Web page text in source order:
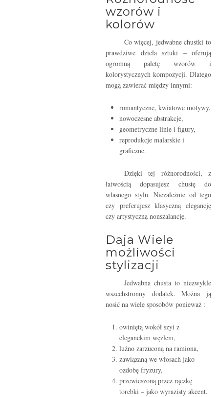
wzorów i
kolorów
Co więcej, jedwabne chustki to
prawdziwe dzieła sztuki – oferują
ogromną paletę wzorów i
kolorystycznych kompozycji. Dlatego
mogą zawierać między innymi:
romantyczne, kwiatowe motywy,
nowoczesne abstrakcje,
geometryczne linie i figury,
reprodukcje malarskie i
graficzne.
Dzięki tej różnorodności, z
łatwością dopasujesz chustę do
własnego stylu. Niezależnie od tego
czy preferujesz klasyczną elegancję
czy artystyczną nonszalancję.
Daja Wiele
możliwości
stylizacji
Jedwabna chusta to niezwykle
wszechstronny dodatek. Można ją
nosić na wiele sposobów ponieważ :
owiniętą wokół szyi z
eleganckim węzłem,
luźno zarzuconą na ramiona,
zawiązaną we włosach jako
ozdobę fryzury,
przewieszoną przez rączkę
torebki – jako wyrazisty akcent.